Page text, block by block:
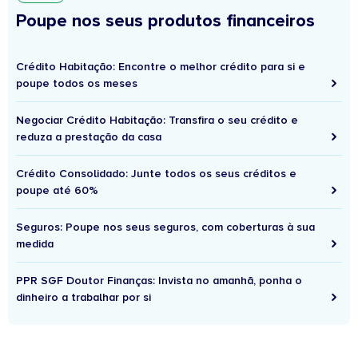
Poupe nos seus produtos financeiros
Crédito Habitação: Encontre o melhor crédito para si e
poupe todos os meses
Negociar Crédito Habitação: Transfira o seu crédito e
reduza a prestação da casa
Crédito Consolidado: Junte todos os seus créditos e
poupe até 60%
Seguros: Poupe nos seus seguros, com coberturas à sua
medida
PPR SGF Doutor Finanças: Invista no amanhã, ponha o
dinheiro a trabalhar por si